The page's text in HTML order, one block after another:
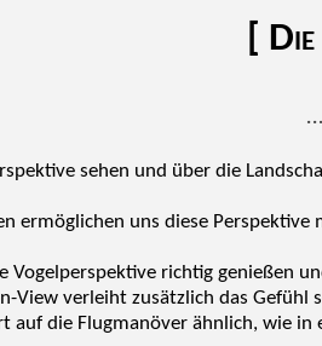
[
sehen und über die
ermöglichen uns diese Perspektive
Vogelperspektive richtig genießen
View verleiht zusätzlich das Gefühl
auf die Flugmanöver ähnlich, wie in